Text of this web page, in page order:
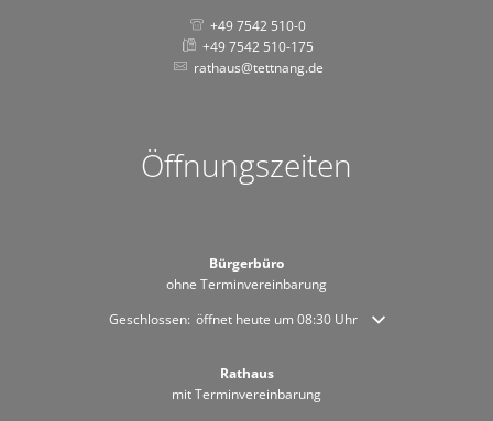
+49 7542 510-0
+49 7542 510-175
rathaus@tettnang.de
Öffnungszeiten
Bürgerbüro
ohne Terminvereinbarung
Klicken, um weitere Öffnungs- oder Schließzeiten
Geschlossen: öffnet heute um 08:30 Uhr
Rathaus
mit Terminvereinbarung